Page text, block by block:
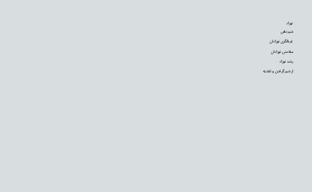
نوزاد
شیردهی
غربالگری نوزادان
سلامتی نوزادان
رشد نوزاد
از شیر گرفتن و تغذیه